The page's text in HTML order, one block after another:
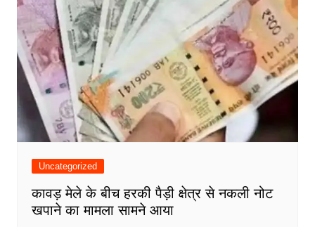
Uncategorized
कावड़ मेले के बीच हरकी पैड़ी क्षेत्र से नकली नोट
खपाने का मामला सामने आया